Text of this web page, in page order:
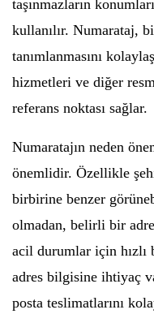
taşınmazların
kullanılır. Numarataj,
tanımlanmasını
hizmetleri ve diğer
referans noktası sağlar.
Numaratajın neden
önemlidir. Özellikle
birbirine benzer
olmadan, belirli bir
acil durumlar için hızlı
adres bilgisine ihtiyaç
posta teslimatlarını